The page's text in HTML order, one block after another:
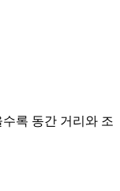
록 동간 거리와 조